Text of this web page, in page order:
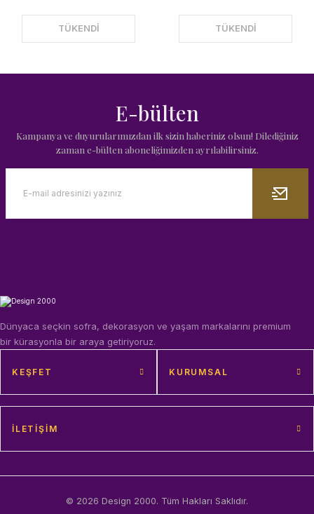
TÜKENDİ TÜKENDİ
E-bülten
Kampanya ve duyurularımızdan ilk sizin haberiniz olsun! Dilediğiniz
zaman e-bülten aboneliğimizden ayrılabilirsiniz.
Dünyaca seçkin sofra, dekorasyon ve yaşam markalarını premium
bir kürasyonla bir araya getiriyoruz.
KEŞFET KURUMSAL
İLETIŞIM
© 2026 Design 2000. Tüm Hakları Saklıdır.